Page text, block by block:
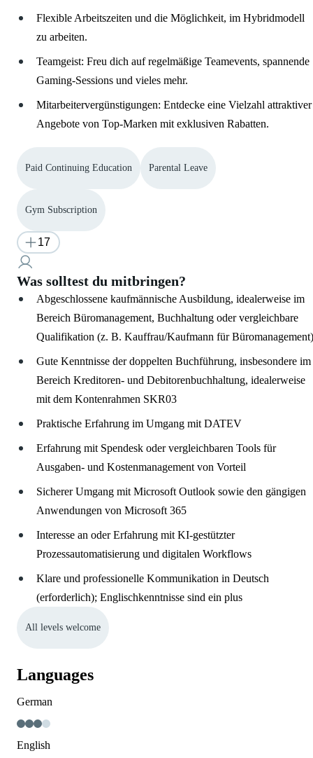
Flexible Arbeitszeiten und die Möglichkeit, im Hybridmodell
zu arbeiten.
Teamgeist: Freu dich auf regelmäßige Teamevents, spannende
Gaming-Sessions und vieles mehr.
Mitarbeitervergünstigungen: Entdecke eine Vielzahl attraktiver
Angebote von Top-Marken mit exklusiven Rabatten.
Paid Continuing Education Parental Leave
Gym Subscription
17
Was solltest du mitbringen?
Abgeschlossene kaufmännische Ausbildung, idealerweise im
Bereich Büromanagement, Buchhaltung oder vergleichbare
Qualifikation (z. B. Kauffrau/Kaufmann für Büromanagement)
Gute Kenntnisse der doppelten Buchführung, insbesondere im
Bereich Kreditoren- und Debitorenbuchhaltung, idealerweise
mit dem Kontenrahmen SKR03
Praktische Erfahrung im Umgang mit DATEV
Erfahrung mit Spendesk oder vergleichbaren Tools für
Ausgaben- und Kostenmanagement von Vorteil
Sicherer Umgang mit Microsoft Outlook sowie den gängigen
Anwendungen von Microsoft 365
Interesse an oder Erfahrung mit KI-gestützter
Prozessautomatisierung und digitalen Workflows
Klare und professionelle Kommunikation in Deutsch
(erforderlich); Englischkenntnisse sind ein plus
All levels welcome
Languages
German
English